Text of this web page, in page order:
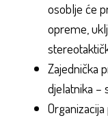
osoblje će
opreme,
Zajednička
djelatnika –